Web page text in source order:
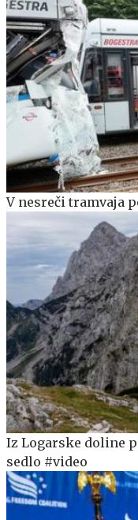
V nesreči tramvaja
Iz Logarske doline
sedlo #video